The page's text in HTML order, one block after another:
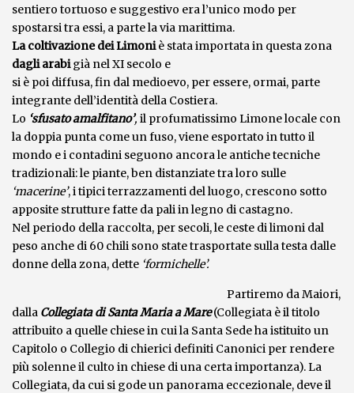
sentiero tortuoso e suggestivo era l’unico modo per
spostarsi tra essi, a parte la via marittima.
La coltivazione dei Limoniè stata importata in questa zona
dagli arabigià nel XI secolo e
si è poi diffusa, fin dal medioevo, per essere, ormai, parte
integrante dell’identità della Costiera.
Lo ‘sfusato amalfitano’, il profumatissimo Limone locale con
la doppia punta come un fuso, viene esportato in tutto il
mondo e i contadini seguono ancora le antiche tecniche
tradizionali: le piante, ben distanziate tra loro sulle
‘macerine’, i tipici terrazzamenti del luogo, crescono sotto
apposite strutture fatte da pali in legno di castagno.
Nel periodo della raccolta, per secoli, le ceste di limoni dal
peso anche di 60 chili sono state trasportate sulla testa dalle
donne della zona, dette ‘formichelle’.
Partiremo da Maiori,
dalla Collegiata di Santa Maria a Mare(Collegiata è il titolo
attribuito a quelle chiese in cui la Santa Sede ha istituito un
Capitolo o Collegio di chierici definiti Canonici per rendere
più solenne il culto in chiese di una certa importanza). La
Collegiata, da cui si gode un panorama eccezionale, deve il